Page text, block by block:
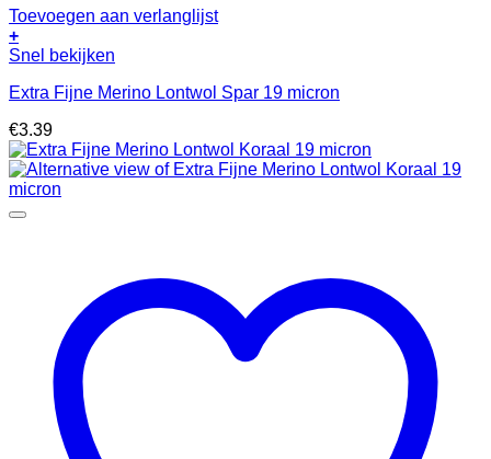
Toevoegen aan verlanglijst
+
Snel bekijken
Extra Fijne Merino Lontwol Spar 19 micron
€3.39